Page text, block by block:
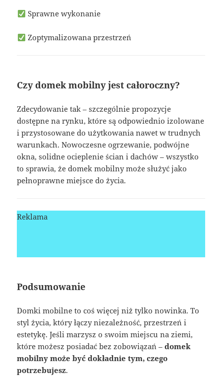
Sprawne wykonanie
Zoptymalizowana przestrzeń
Czy domek mobilny jest całoroczny?
Zdecydowanie tak – szczególnie propozycje
dostępne na rynku, które są odpowiednio izolowane
i przystosowane do użytkowania nawet w trudnych
warunkach. Nowoczesne ogrzewanie, podwójne
okna, solidne ocieplenie ścian i dachów – wszystko
to sprawia, że domek mobilny może służyć jako
pełnoprawne miejsce do życia.
Reklama
Podsumowanie
Domki mobilne to coś więcej niż tylko nowinka. To
styl życia, który łączy niezależność, przestrzeń i
estetykę. Jeśli marzysz o swoim miejscu na ziemi,
które możesz posiadać bez zobowiązań –domek
mobilny może być dokładnie tym, czego
potrzebujesz.